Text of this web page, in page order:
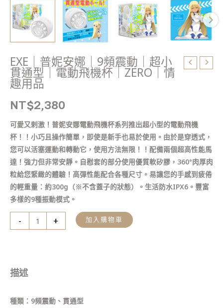
EXE｜普妮安娜｜9頻震動｜超小
貫通型｜電動飛機杯｜ZERO｜情
趣用品
NT$2,380
可愛又剌激！普妮安娜電動飛機杯系列推出超小型的電動飛機
杯！！小巧且操作簡單，即使是新手也易於使用。由於是穿透式，
您可以活塞運動和轉動它，使用方法無限！！配備兩個超高性能馬
達！強力但非常安靜。自慰套的部分使用優質軟矽膠，360°肉厚肉
粒給您緊緻的體驗！高彈性能配合各種尺寸。易讓您的手感到疲倦
的輕重量：約300g（※不含蓋子的狀態）。生活防水IPX6。豐富
多樣的9種振動模式。
-
｜
電
動
飛
杯
｜
ZERO
｜
趣
用
品
數
量
+ 加入購物車
描述
種類：9頻震動、貫通型